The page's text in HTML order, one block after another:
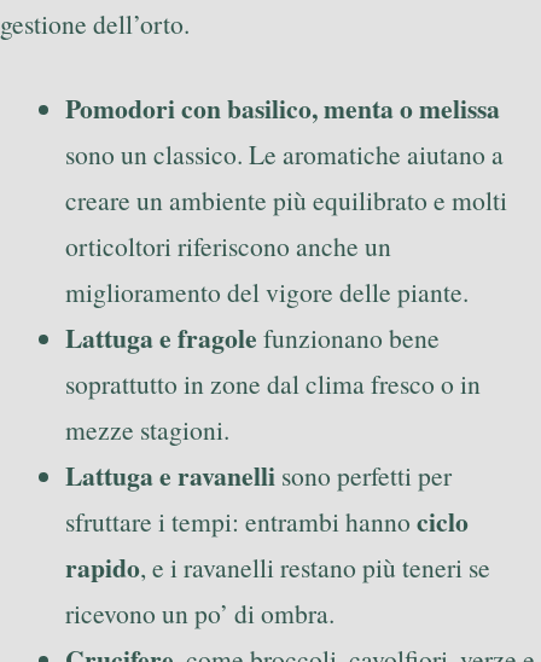
gestione dell’orto.
Pomodori con basilico, menta o melissa
sono un classico. Le aromatiche aiutano a
creare un ambiente più equilibrato e molti
orticoltori riferiscono anche un
miglioramento del vigore delle piante.
Lattuga e fragole funzionano bene
soprattutto in zone dal clima fresco o in
mezze stagioni.
Lattuga e ravanelli sono perfetti per
sfruttare i tempi: entrambi hanno ciclo
rapido, e i ravanelli restano più teneri se
ricevono un po’ di ombra.